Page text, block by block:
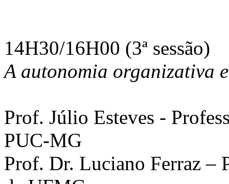
14H30/16H00 (3ª sessão)
A autonomia organizativa
Prof. Júlio Esteves -
PUC-MG
Prof. Dr. Luciano Ferraz –